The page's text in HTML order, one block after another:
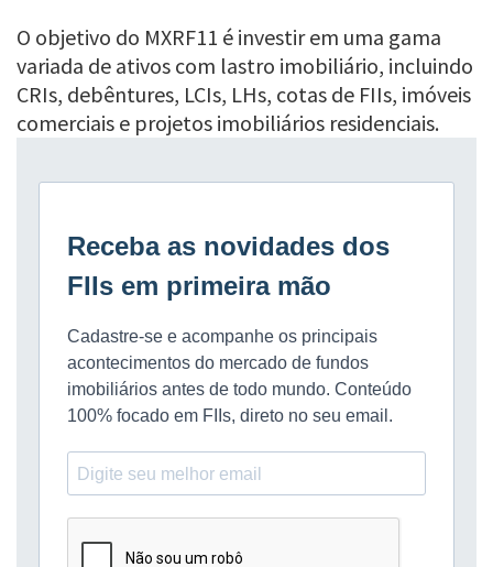
O objetivo do MXRF11 é investir em uma gama
variada de ativos com lastro imobiliário, incluindo
CRIs, debêntures, LCIs, LHs, cotas de FIIs, imóveis
comerciais e projetos imobiliários residenciais.